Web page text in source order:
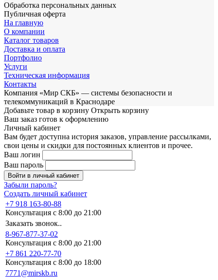
Обработка персональных данных
Публичная оферта
На главную
О компании
Каталог товаров
Доставка и оплата
Портфолио
Услуги
Техническая информация
Контакты
Компания «Мир СКБ» — системы безопасности и
телекоммуникаций в Краснодаре
Добавьте товар в корзину Открыть корзину
Ваш заказ готов к оформлению
Личный кабинет
Вам будет доступна история заказов, управление рассылками,
свои цены и скидки для постоянных клиентов и прочее.
Ваш логин
Ваш пароль
Войти в личный кабинет
Забыли пароль?
Создать личный кабинет
+7 918 163-80-88
Консультация с 8:00 до 21:00
Заказать звонок..
8-967-877-37-02
Консультация с 8:00 до 21:00
+7 861 220-77-70
Консультация с 8:00 до 18:00
7771@mirskb.ru